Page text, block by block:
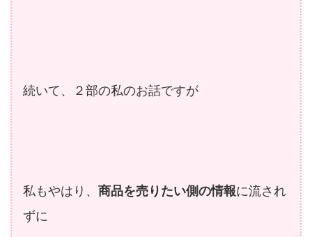
続いて、２部の私のお話ですが
私もやはり、 商品を売りたい側の情報に流され
ずに